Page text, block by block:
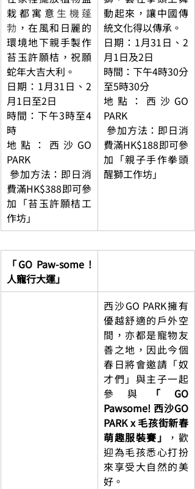
栽都寓意 生機蓬
勃 ，在風和日麗的
環境地下親手製作
苔玉許願桔，祝願
蛇年大吉大利。
日期：1月31日、2
月1日至2日
時間：下午3時至4
時
地點：西沙GO
PARK
參加方法：即日消
費滿HK$388即可參
加「苔玉許願桔工
作坊」
動起來，讓中國傳
統文化得以傳承。
日期：1月31日、2
月1日及2日
時間：下午4時30分
至5時30分
地點：西沙GO
PARK
參加方法：即日消
費滿HK$188即可參
加「親子手作拳頭
醒獅工作坊」
「GO Paw-some !
人寵行大運」
西沙GO PARK擁有
優越舒適的戶外空
間，亦都是寵物友
善之地，因此今個
春日將會邀請「奴
才們」與主子一起
參與
「GO
Pawsome! 西沙GO
PARK x 毛孩街新春
萌趣服裝賽」
，歡
迎為毛孩悉心打扮
來享受大自然的美
好。